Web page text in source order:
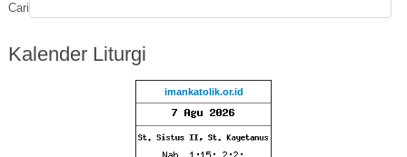
Cari
Kalender Liturgi
imankatolik.or.id